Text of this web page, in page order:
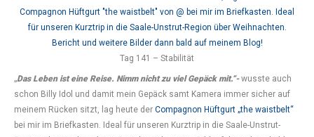
Tag 141 – Stabilität
„Das Leben ist eine Reise. Nimm nicht zu viel Gepäck mit.“-wusste auch
schon Billy Idol und damit mein Gepäck samt Kamera immer sicher auf
meinem Rücken sitzt, lag heute der Compagnon Hüftgurt „the waistbelt“
bei mir im Briefkasten. Ideal für unseren Kurztrip in die Saale-Unstrut-